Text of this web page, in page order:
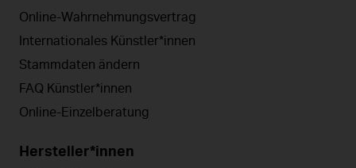
Online-Wahrnehmungsvertrag
Internationales Künstler*innen
Stammdaten ändern
FAQ Künstler*innen
Online-Einzelberatung
Hersteller*innen